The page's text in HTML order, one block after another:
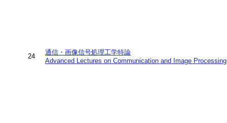
24
通信・画像信号処理工学特論
Advanced Lectures on Communication and Image Processing